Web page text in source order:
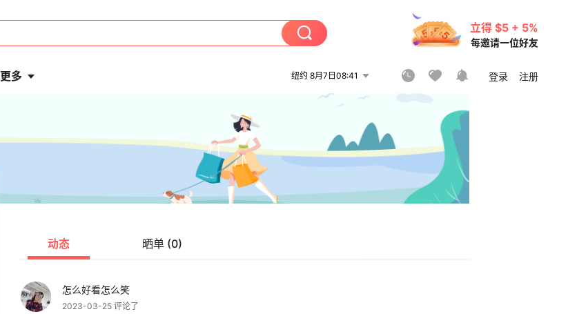
立得 $5 + 5%
每邀请一位好友
更多 纽约 8月7日08:41 登录 注册
动态 晒单 (0)
怎么好看怎么笑
2023-03-25 评论了